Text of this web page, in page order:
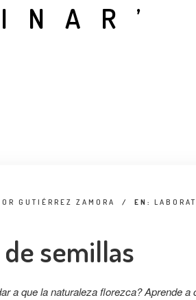
GUTIÉRREZ ZAMORA / EN:
semillas
a que la naturaleza florezca? Aprende a